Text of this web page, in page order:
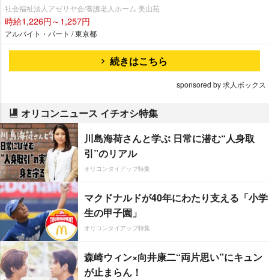
社会福祉法人アゼリヤ会/養護老人ホーム 美山苑
時給1,226円～1,257円
アルバイト・パート / 東京都
続きはこちら
sponsored by 求人ボックス
オリコンニュース イチオシ特集
川島海荷さんと学ぶ 日常に潜む“人身取
引”のリアル
オリコンタイアップ特集
マクドナルドが40年にわたり支える「小学
生の甲子園」
オリコンタイアップ特集
森崎ウィン×向井康二“両片思い”にキュン
が止まらん！